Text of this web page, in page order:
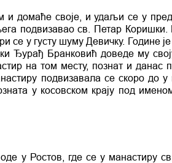
и домаће своје, и удаљи се у
подвизавао св. Петар
у густу шуму Девичку. Године је
Ђурађ Бранковић доведе му
на том месту, познат и данас
подвизавала се скоро до
у косовском крају под
у Ростов, где се у манастиру